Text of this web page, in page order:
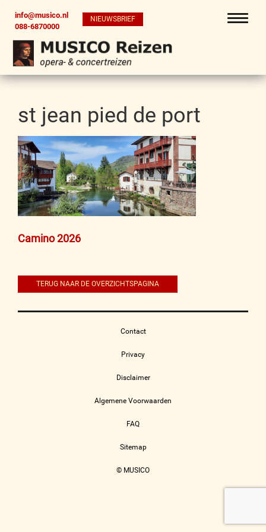
info@musico.nl
088-6870000
NIEUWSBRIEF
st jean pied de port
Bericht
Camino 2026
TERUG NAAR DE OVERZICHTSPAGINA
Contact
Privacy
Disclaimer
Algemene Voorwaarden
FAQ
Sitemap
© MUSICO